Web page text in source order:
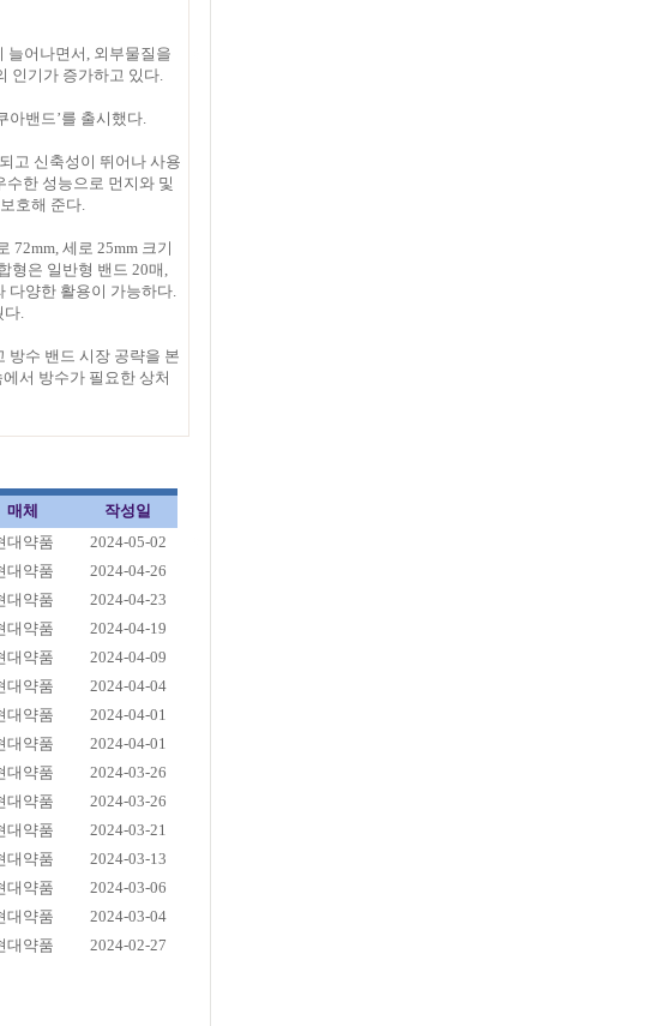
늘어나면서, 외부물질을
인기가 증가하고 있다.
아밴드’를 출시했다.
고 신축성이 뛰어나 사용
한 성능으로 먼지와 및
호해 준다.
72mm, 세로 25mm 크기
형은 일반형 밴드 20매,
다양한 활용이 가능하다.
다.
방수 밴드 시장 공략을 본
서 방수가 필요한 상처
매체
작성일
대약품
2024-05-02
대약품
2024-04-26
대약품
2024-04-23
대약품
2024-04-19
대약품
2024-04-09
대약품
2024-04-04
대약품
2024-04-01
대약품
2024-04-01
대약품
2024-03-26
대약품
2024-03-26
대약품
2024-03-21
대약품
2024-03-13
대약품
2024-03-06
대약품
2024-03-04
대약품 2024-02-27